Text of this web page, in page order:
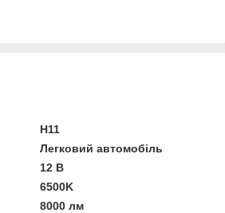
H11
Легковий автомобіль
12 В
6500K
8000 лм